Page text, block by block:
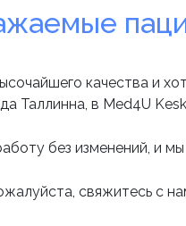
качества и
Таллинна, в Med4U
без изменений, и
свяжитесь с